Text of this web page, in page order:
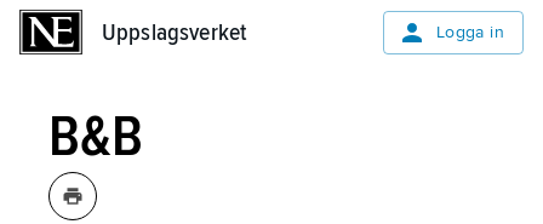
Uppslagsverket Logga in
B&B